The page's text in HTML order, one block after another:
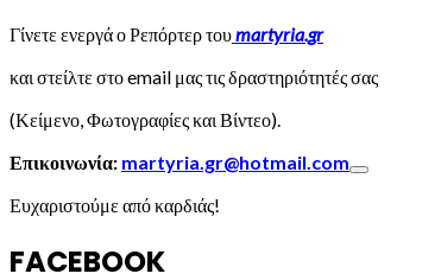
Γίνετε ενεργά ο Ρεπόρτερ τουmartyria.gr
και στείλτε στο email μας τις δραστηριότητές σας
(Κείμενο, Φωτογραφίες και Βίντεο).
Επικοινωνία: martyria.gr@hotmail.com
Ευχαριστούμε από καρδιάς!
FACEBOOK